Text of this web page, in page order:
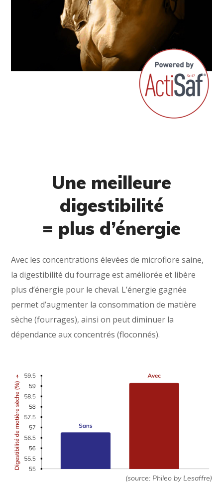
Une meilleure
digestibilité
= plus d’énergie
Avec les concentrations élevées de microflore saine,
la digestibilité du fourrage est améliorée et libère
plus d’énergie pour le cheval. L’énergie gagnée
permet d’augmenter la consommation de matière
sèche (fourrages), ainsi on peut diminuer la
dépendance aux concentrés (floconnés).
(source: Phileo by Lesaffre)